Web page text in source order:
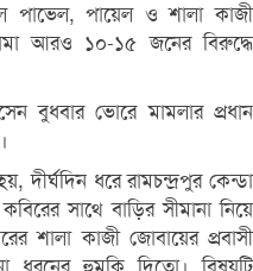
পাভেল, পায়েল ও শালা কাজী
আরও ১০-১৫ জনের বিরুদ্ধে
বুধবার ভোরে মামলার প্রধান
দীর্ঘদিন ধরে রামচন্দ্রপুর কেন্ডা
সাথে বাড়ির সীমানা নিয়ে
শালা কাজী জোবায়ের প্রবাসী